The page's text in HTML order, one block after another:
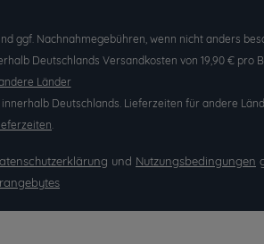
ggf. Nachnahmegebühren, wenn nicht anders
Deutschlands Versandkosten von 19,90 € pro
Länder
Deutschlands. Lieferzeiten für andere
.
und Nutzungsbedingungen